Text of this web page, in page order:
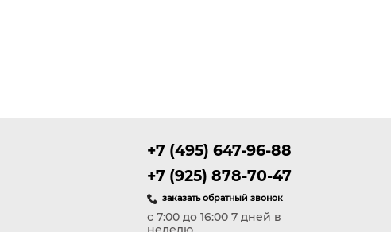
+7 (495) 647-96-88
+7 (925) 878-70-47
заказать обратный звонок
с 7:00 до 16:00 7 дней в